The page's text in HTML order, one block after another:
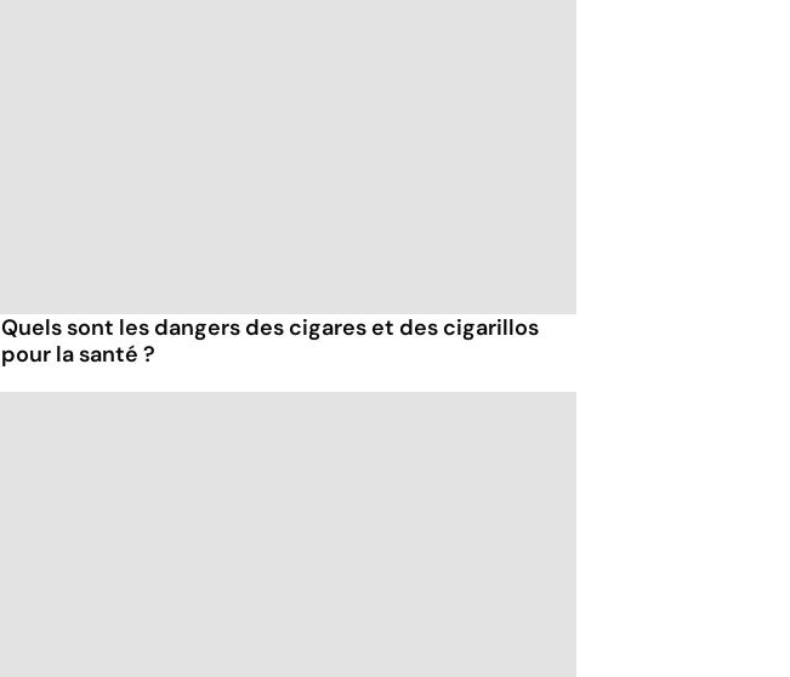
Quels sont les dangers des cigares et des cigarillos
pour la santé ?